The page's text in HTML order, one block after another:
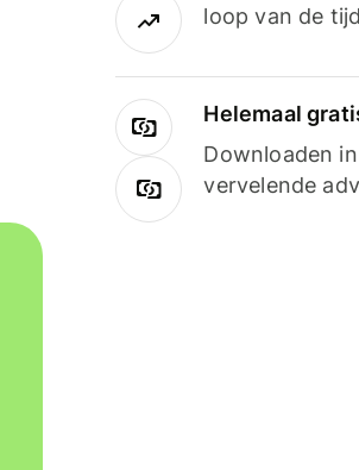
loop van de
Helemaal
Downloaden
vervelende